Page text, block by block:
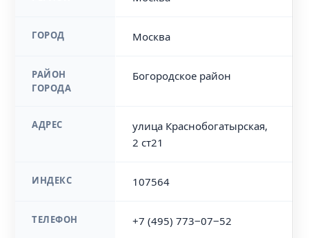
ГОРОД Москва
РАЙОН
ГОРОДА
Богородское район
АДРЕС
улица Краснобогатырская,
2 ст21
ИНДЕКС 107564
ТЕЛЕФОН +7 (495) 773‒07‒52